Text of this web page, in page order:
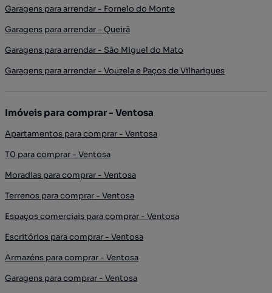
Garagens para arrendar - Fornelo do Monte
Garagens para arrendar - Queirã
Garagens para arrendar - São Miguel do Mato
Garagens para arrendar - Vouzela e Paços de Vilharigues
Imóveis para comprar - Ventosa
Apartamentos para comprar - Ventosa
T0 para comprar - Ventosa
Moradias para comprar - Ventosa
Terrenos para comprar - Ventosa
Espaços comerciais para comprar - Ventosa
Escritórios para comprar - Ventosa
Armazéns para comprar - Ventosa
Garagens para comprar - Ventosa